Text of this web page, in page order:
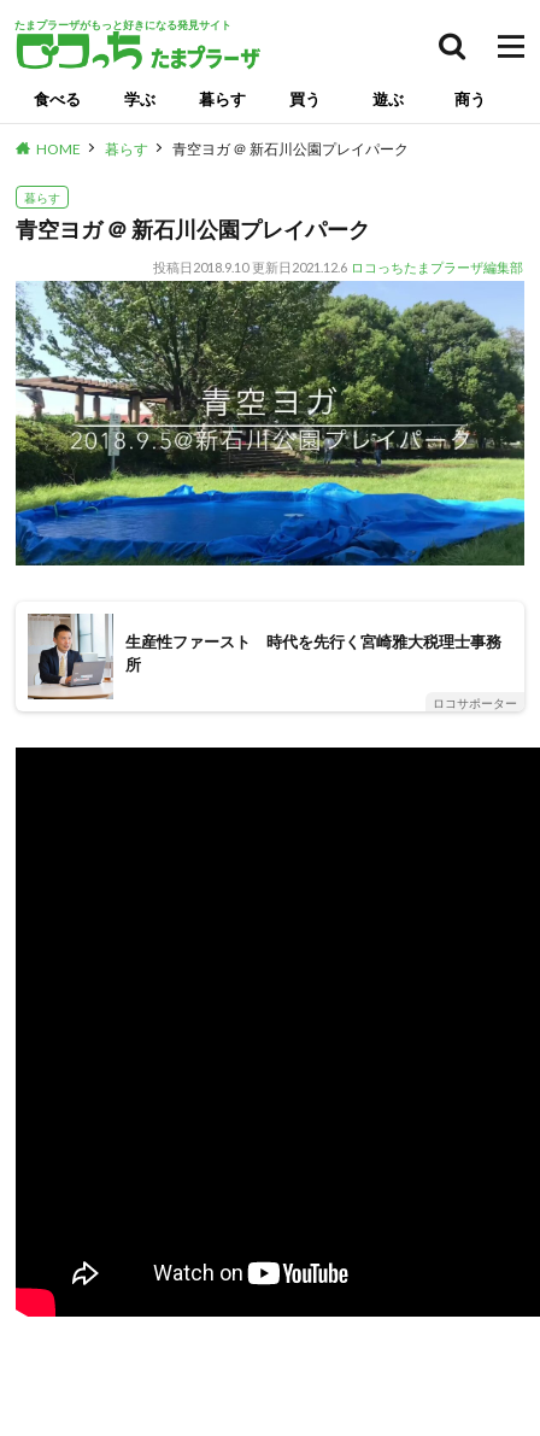
たまプラーザがもっと好きになる発見サイト
食べる 学ぶ 暮らす 買う 遊ぶ 商う
HOME 暮らす 青空ヨガ ＠ 新石川公園プレイパーク
暮らす
青空ヨガ ＠ 新石川公園プレイパーク
投稿日 2018.9.10 更新日 2021.12.6 ロコっちたまプラーザ編集部
生産性ファースト 時代を先行く宮崎雅大税理士事務
所
ロコサポーター